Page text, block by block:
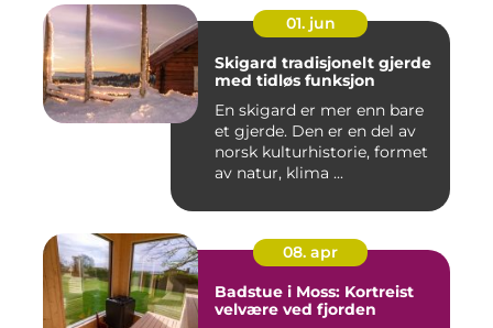
01. jun
Skigard tradisjonelt gjerde
med tidløs funksjon
En skigard er mer enn bare
et gjerde. Den er en del av
norsk kulturhistorie, formet
av natur, klima ...
08. apr
Badstue i Moss: Kortreist
velvære ved fjorden